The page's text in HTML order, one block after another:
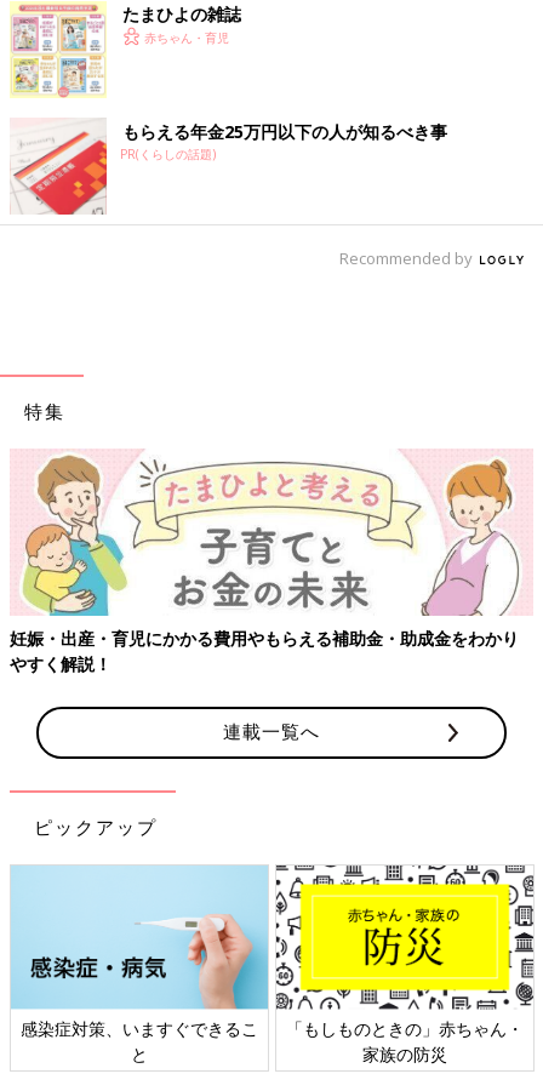
たまひよの雑誌
赤ちゃん・育児
もらえる年金25万円以下の人が知るべき事
PR(くらしの話題)
Recommended by
特集
妊娠・出産・育児にかかる費用やもらえる補助金・助成金をわかり
やすく解説！
連載一覧へ
ピックアップ
感染症対策、いますぐできるこ
と
「もしものときの」赤ちゃん・
家族の防災